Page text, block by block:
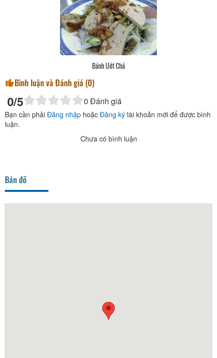
Bánh Ướt Chả
Bình luận và Đánh giá (0)
0/5 0 Đánh giá
Bạn cần phải Đăng nhập hoặc Đăng ký tài khoản mới để được bình
luận.
Chưa có bình luận
Bản đồ